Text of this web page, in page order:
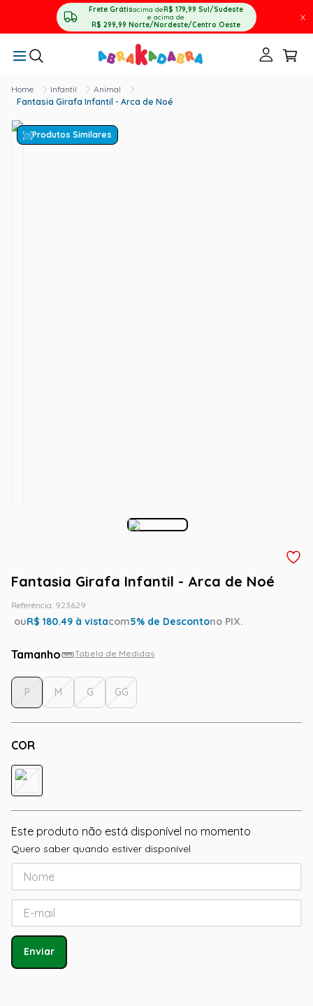
Frete Grátisacima deR$ 179,99 Sul/Sudeste
e acima de
R$ 299,99 Norte/Nordeste/Centro Oeste
X
Infantil
Animal
Fantasia Girafa Infantil - Arca de Noé
Produtos Similares
Fantasia Girafa Infantil - Arca de Noé
Referência: 923629
ouR$ 180.49 à vistacom5% de Descontono PIX.
Tamanho Tabela de Medidas
COR
P M G GG
Este produto não está disponível no momento
Quero saber quando estiver disponível
Enviar